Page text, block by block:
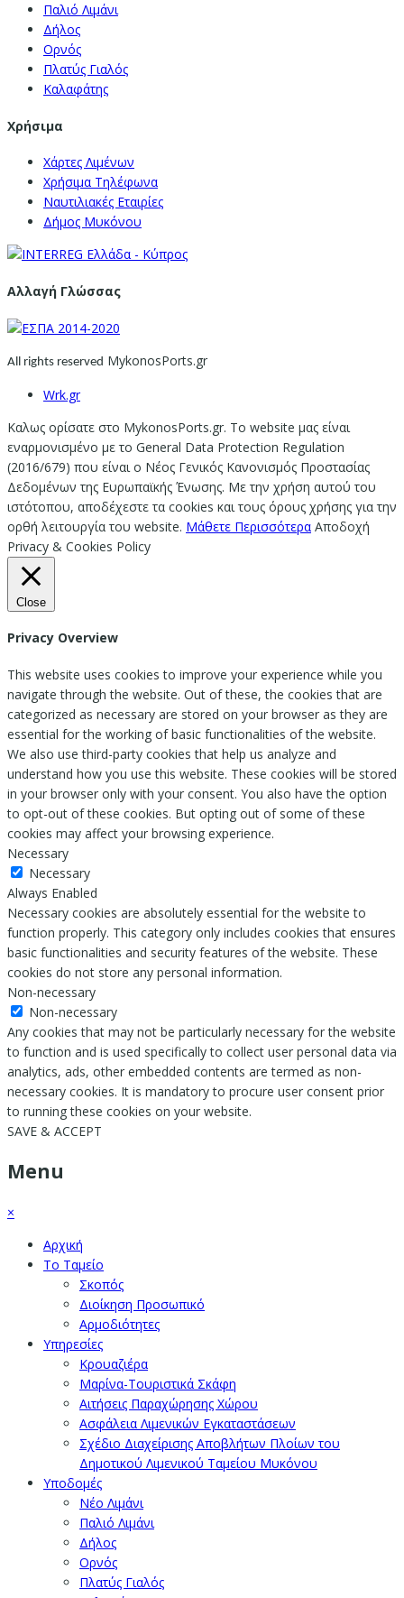
Παλιό Λιμάνι
Δήλος
Ορνός
Πλατύς Γιαλός
Καλαφάτης
Χρήσιμα
Χάρτες Λιμένων
Χρήσιμα Τηλέφωνα
Ναυτιλιακές Εταιρίες
Δήμος Μυκόνου
Αλλαγή Γλώσσας
All rights reserved MykonosPorts.gr
Wrk.gr
Καλως ορίσατε στο MykonosPorts.gr. Το website μας είναι
εναρμονισμένο με το General Data Protection Regulation
(2016/679) που είναι ο Νέος Γενικός Κανονισμός Προστασίας
Δεδομένων της Ευρωπαϊκής Ένωσης. Με την χρήση αυτού του
ιστότοπου, αποδέχεστε τα cookies και τους όρους χρήσης για την
ορθή λειτουργία του website. Μάθετε Περισσότερα Αποδοχή
Privacy & Cookies Policy
Close
Privacy Overview
This website uses cookies to improve your experience while you
navigate through the website. Out of these, the cookies that are
categorized as necessary are stored on your browser as they are
essential for the working of basic functionalities of the website.
We also use third-party cookies that help us analyze and
understand how you use this website. These cookies will be stored
in your browser only with your consent. You also have the option
to opt-out of these cookies. But opting out of some of these
cookies may affect your browsing experience.
Necessary
Necessary
Always Enabled
Necessary cookies are absolutely essential for the website to
function properly. This category only includes cookies that ensures
basic functionalities and security features of the website. These
cookies do not store any personal information.
Non-necessary
Non-necessary
Any cookies that may not be particularly necessary for the website
to function and is used specifically to collect user personal data via
analytics, ads, other embedded contents are termed as non-
necessary cookies. It is mandatory to procure user consent prior
to running these cookies on your website.
SAVE & ACCEPT
Menu
×
Αρχική
Το Ταμείο
Σκοπός
Διοίκηση Προσωπικό
Αρμοδιότητες
Υπηρεσίες
Κρουαζιέρα
Μαρίνα-Τουριστικά Σκάφη
Αιτήσεις Παραχώρησης Χώρου
Ασφάλεια Λιμενικών Εγκαταστάσεων
Σχέδιο Διαχείρισης Αποβλήτων Πλοίων του
Δημοτικού Λιμενικού Ταμείου Μυκόνου
Υποδομές
Νέο Λιμάνι
Παλιό Λιμάνι
Δήλος
Ορνός
Πλατύς Γιαλός